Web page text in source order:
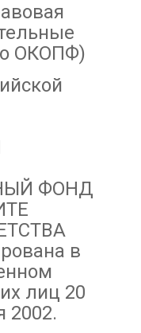
ОКОПФ)
ФОНД
в
лиц 20
2002.